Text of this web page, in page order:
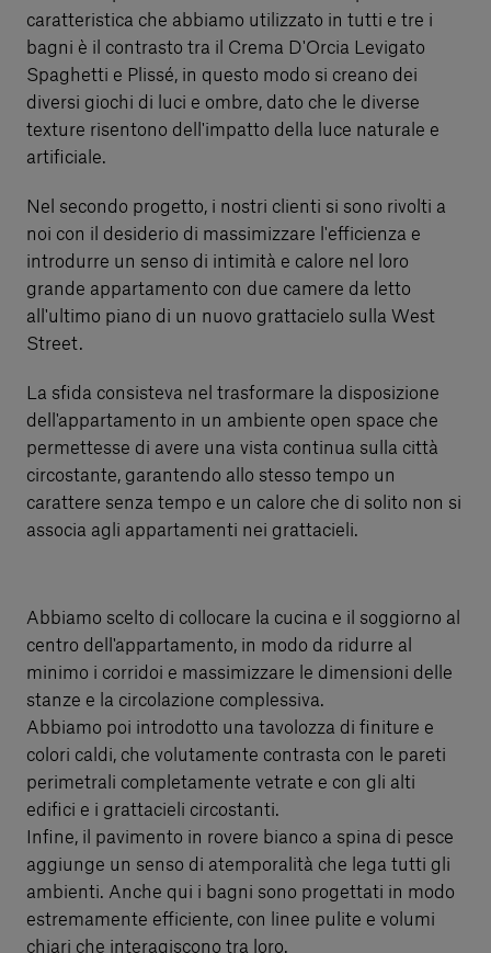
caratteristica che abbiamo utilizzato in tutti e tre i
bagni è il contrasto tra il Crema D'Orcia Levigato
Spaghetti e Plissé, in questo modo si creano dei
diversi giochi di luci e ombre, dato che le diverse
texture risentono dell'impatto della luce naturale e
artificiale.
Nel secondo progetto, i nostri clienti si sono rivolti a
noi con il desiderio di massimizzare l'efficienza e
introdurre un senso di intimità e calore nel loro
grande appartamento con due camere da letto
all'ultimo piano di un nuovo grattacielo sulla West
Street.
La sfida consisteva nel trasformare la disposizione
dell'appartamento in un ambiente open space che
permettesse di avere una vista continua sulla città
circostante, garantendo allo stesso tempo un
carattere senza tempo e un calore che di solito non si
associa agli appartamenti nei grattacieli.
Abbiamo scelto di collocare la cucina e il soggiorno al
centro dell'appartamento, in modo da ridurre al
minimo i corridoi e massimizzare le dimensioni delle
stanze e la circolazione complessiva.
Abbiamo poi introdotto una tavolozza di finiture e
colori caldi, che volutamente contrasta con le pareti
perimetrali completamente vetrate e con gli alti
edifici e i grattacieli circostanti.
Infine, il pavimento in rovere bianco a spina di pesce
aggiunge un senso di atemporalità che lega tutti gli
ambienti. Anche qui i bagni sono progettati in modo
estremamente efficiente, con linee pulite e volumi
chiari che interagiscono tra loro.